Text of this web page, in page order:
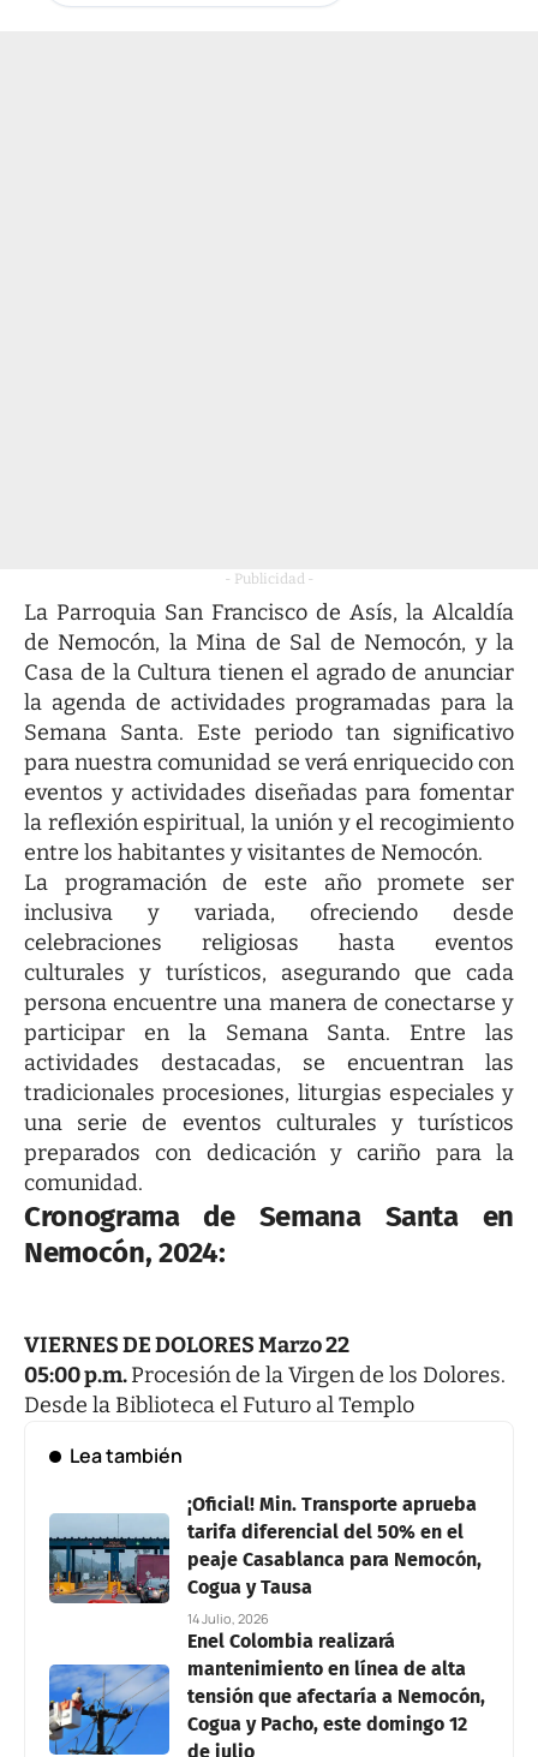
- Publicidad -
La Parroquia San Francisco de Asís, la Alcaldía
de Nemocón, la Mina de Sal de Nemocón, y la
Casa de la Cultura tienen el agrado de anunciar
la agenda de actividades programadas para la
Semana Santa. Este periodo tan significativo
para nuestra comunidad se verá enriquecido con
eventos y actividades diseñadas para fomentar
la reflexión espiritual, la unión y el recogimiento
entre los habitantes y visitantes de Nemocón.
La programación de este año promete ser
inclusiva y variada, ofreciendo desde
celebraciones religiosas hasta eventos
culturales y turísticos, asegurando que cada
persona encuentre una manera de conectarse y
participar en la Semana Santa. Entre las
actividades destacadas, se encuentran las
tradicionales procesiones, liturgias especiales y
una serie de eventos culturales y turísticos
preparados con dedicación y cariño para la
comunidad.
Cronograma de Semana Santa en
Nemocón, 2024:
VIERNES DE DOLORES Marzo 22
05:00 p.m.Procesión de la Virgen de los Dolores.
Desde la Biblioteca el Futuro al Templo
Lea también
¡Oficial! Min. Transporte aprueba
tarifa diferencial del 50% en el
peaje Casablanca para Nemocón,
Cogua y Tausa
14 Julio, 2026
Enel Colombia realizará
mantenimiento en línea de alta
tensión que afectaría a Nemocón,
Cogua y Pacho, este domingo 12
de julio